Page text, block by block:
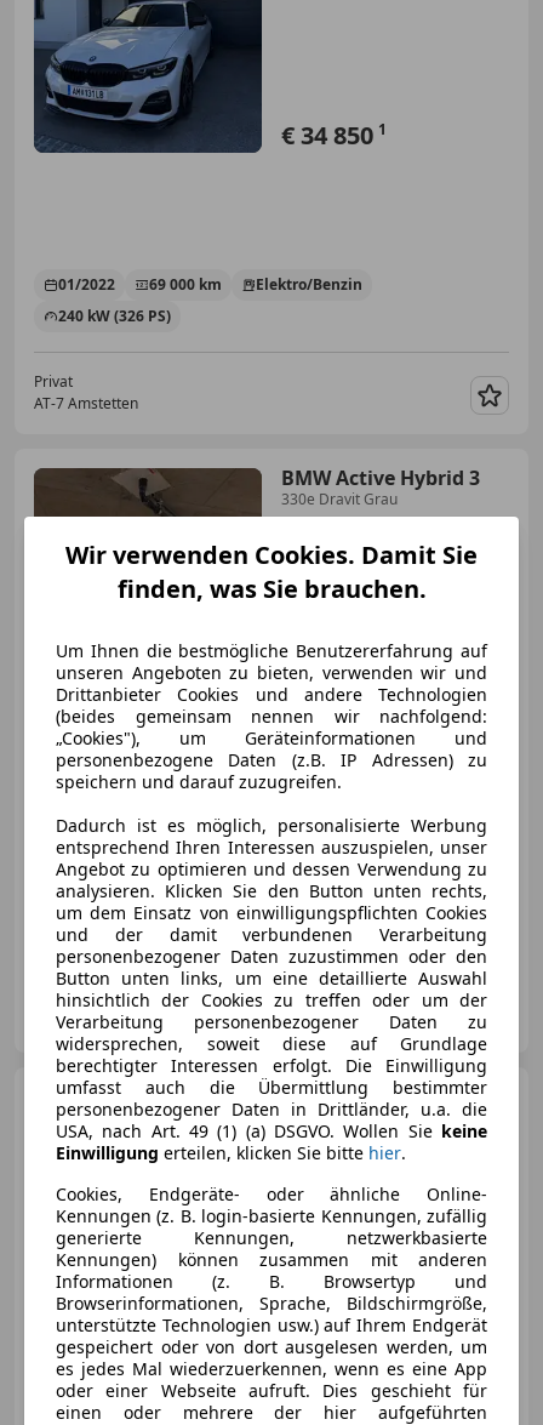
€ 34 850 1
01/2022 69 000 km
Elektro/Benzin
240 kW (326 PS)
Privat
AT-7 Amstetten
BMW Active Hybrid 3
330e Dravit Grau
€ 42 000
06/2020 100 000 km
Elektro/Benzin
215 kW (292 PS)
Privat
AT-7051 Großhöflein
BMW Active Hybrid 3
330e m-paket+ / individual
€ 31 990
Wir verwenden Cookies. Damit Sie
finden, was Sie brauchen.
Um Ihnen die bestmögliche Benutzererfahrung auf
unseren Angeboten zu bieten, verwenden wir und
Drittanbieter Cookies und andere Technologien
(beides gemeinsam nennen wir nachfolgend:
„Cookies"), um Geräteinformationen und
personenbezogene Daten (z.B. IP Adressen) zu
speichern und darauf zuzugreifen.
Dadurch ist es möglich, personalisierte Werbung
entsprechend Ihren Interessen auszuspielen, unser
Angebot zu optimieren und dessen Verwendung zu
analysieren. Klicken Sie den Button unten rechts,
um dem Einsatz von einwilligungspflichten Cookies
und der damit verbundenen Verarbeitung
personenbezogener Daten zuzustimmen oder den
Button unten links, um eine detaillierte Auswahl
hinsichtlich der Cookies zu treffen oder um der
Verarbeitung personenbezogener Daten zu
widersprechen, soweit diese auf Grundlage
berechtigter Interessen erfolgt. Die Einwilligung
umfasst auch die Übermittlung bestimmter
personenbezogener Daten in Drittländer, u.a. die
USA, nach Art. 49 (1) (a) DSGVO. Wollen Sie keine
Einwilligung erteilen, klicken Sie bitte hier.
Cookies, Endgeräte- oder ähnliche Online-
Kennungen (z. B. login-basierte Kennungen, zufällig
generierte Kennungen, netzwerkbasierte
Kennungen) können zusammen mit anderen
Informationen (z. B. Browsertyp und
Browserinformationen, Sprache, Bildschirmgröße,
unterstützte Technologien usw.) auf Ihrem Endgerät
gespeichert oder von dort ausgelesen werden, um
es jedes Mal wiederzuerkennen, wenn es eine App
oder einer Webseite aufruft. Dies geschieht für
einen oder mehrere der hier aufgeführten